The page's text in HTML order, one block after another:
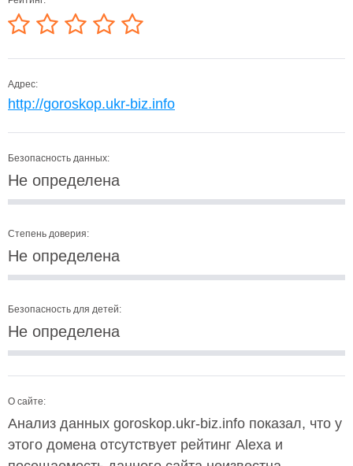
Адрес:
http://goroskop.ukr-biz.info
Безопасность данных:
Не определена
Степень доверия:
Не определена
Безопасность для детей:
Не определена
О сайте:
Анализ данных goroskop.ukr-biz.info показал, что у
этого домена отсутствует рейтинг Alexa и